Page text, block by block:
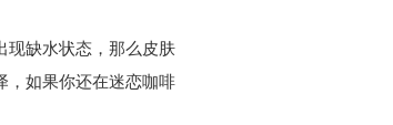
现缺水状态，那么皮肤
，如果你还在迷恋咖啡